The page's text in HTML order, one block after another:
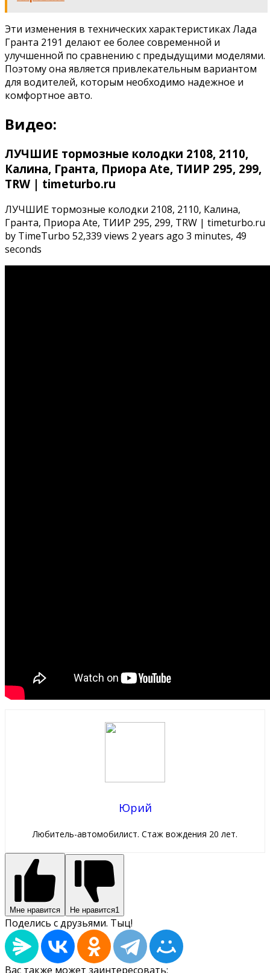
Эти изменения в технических характеристиках Лада
Гранта 2191 делают ее более современной и
улучшенной по сравнению с предыдущими моделями.
Поэтому она является привлекательным вариантом
для водителей, которым необходимо надежное и
комфортное авто.
Видео:
ЛУЧШИЕ тормозные колодки 2108, 2110,
Калина, Гранта, Приора Ate, ТИИР 295, 299,
TRW | timeturbo.ru
ЛУЧШИЕ тормозные колодки 2108, 2110, Калина,
Гранта, Приора Ate, ТИИР 295, 299, TRW | timeturbo.ru
by TimeTurbo 52,339 views 2 years ago 3 minutes, 49
seconds
Юрий
Любитель-автомобилист. Стаж вождения 20 лет.
Мне нравится Не нравится1
Поделись с друзьями. Тыц!
Вас также может заинтересовать: